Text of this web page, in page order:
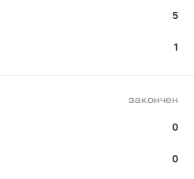
5
1
закончен
0
0